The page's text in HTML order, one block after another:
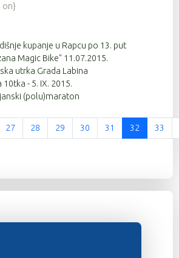
on}
kupanje u Rapcu po 13. put
Magic Bike" 11.07.2015.
utrka Grada Labina
10tka - 5. IX. 2015.
(polu)maraton
Stranica 32 od 37
27 28 29 30 31 32 33